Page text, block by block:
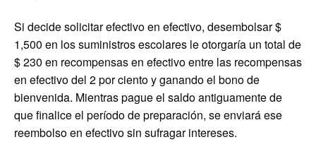
Si decide solicitar efectivo en efectivo, desembolsar $
1,500 en los suministros escolares le otorgaría un total de
$ 230 en recompensas en efectivo entre las recompensas
en efectivo del 2 por ciento y ganando el bono de
bienvenida. Mientras pague el saldo antiguamente de
que finalice el período de preparación, se enviará ese
reembolso en efectivo sin sufragar intereses.